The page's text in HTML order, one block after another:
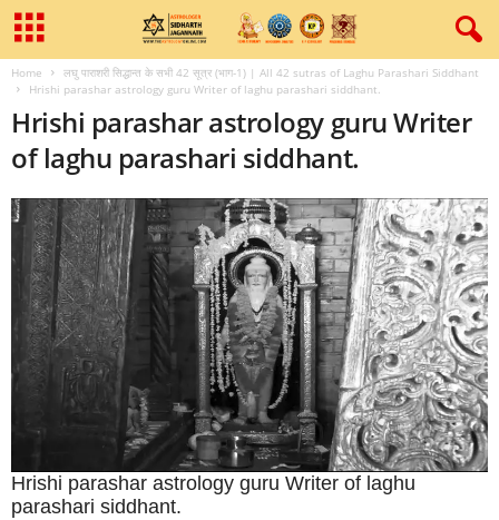
Home
लघु पाराशरी सिद्धान्त के सभी 42 सूत्र (भाग-1) | All 42 sutras of Laghu Parashari Siddhant
Hrishi parashar astrology guru Writer of laghu parashari siddhant.
Hrishi parashar astrology guru Writer
of laghu parashari siddhant.
Hrishi parashar astrology guru Writer of laghu
parashari siddhant.